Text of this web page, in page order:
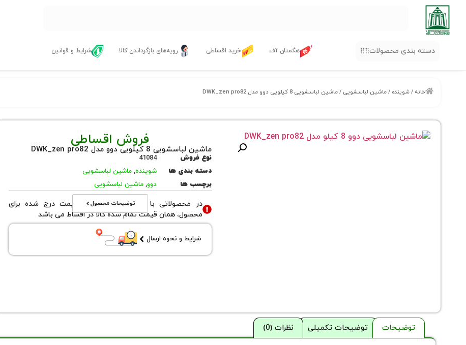
دسته بندی محصولات هگمتان آف خرید اقساطی رویه‌های بازگرداندن کالا شرایط و قوانین
خانه /شوینده /ماشین لباسشویی / ماشین لباسشویی 8 کیلویی دوو مدل DWK_zen pro82
فروش اقساطی
ماشین لباسشویی 8 کیلویی دوو مدل DWK_zen pro82
نوع فروش
41084
دسته بندی ها
شوینده,ماشین لباسشویی
برچسب ها
دوو,ماشین لباسشویی
توضیحات محصول
در محصولاتی با نوع فروش اقساطی قیمت درج شده برای
محصول، همان قیمت تمام شده کالا در اقساط می باشد
شرایط و نحوه ارسال
توضیحات توضیحات تکمیلی نظرات (0)